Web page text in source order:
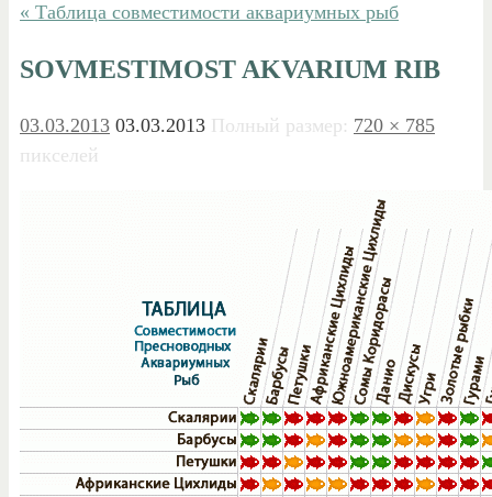
« Таблица совместимости аквариумных рыб
SOVMESTIMOST AKVARIUM RIB
03.03.2013 03.03.2013 Полный размер: 720 × 785
пикселей